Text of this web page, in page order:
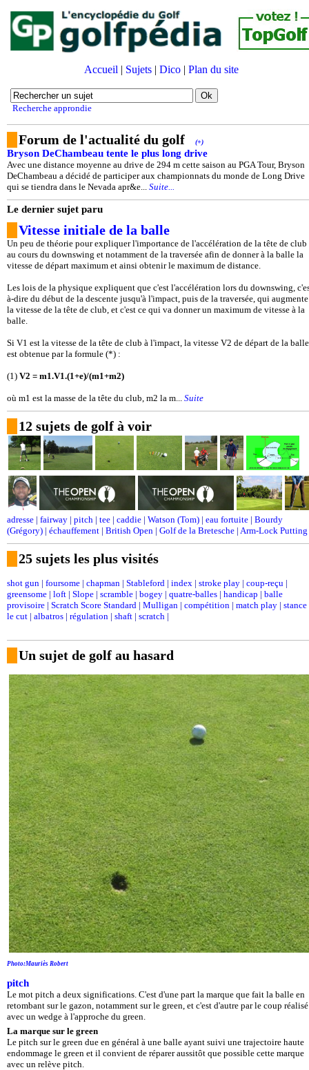
Accueil | Sujets | Dico | Plan du site
Recherche approndie
Forum de l'actualité du golf (+)
Bryson DeChambeau tente le plus long drive
Avec une distance moyenne au drive de 294 m cette saison au PGA Tour, Bryson
DeChambeau a décidé de participer aux championnats du monde de Long Drive
qui se tiendra dans le Nevada apr&e... Suite...
Le dernier sujet paru
Vitesse initiale de la balle
Un peu de théorie pour expliquer l'importance de l'accélération de la tête de club
au cours du downswing et notamment de la traversée afin de donner à la balle la
vitesse de départ maximum et ainsi obtenir le maximum de distance.
Les lois de la physique expliquent que c'est l'accélération lors du downswing,
à-dire du début de la descente jusqu'à l'impact, puis de la traversée, qui augmente
la vitesse de la tête de club, et c'est ce qui va donner un maximum de vitesse à la
balle.
Si V1 est la vitesse de la tête de club à l'impact, la vitesse V2 de départ de la balle
est obtenue par la formule (*) :
(1) V2 = m1.V1.(1+e)/(m1+m2)
où m1 est la masse de la tête du club, m2 la m... Suite
12 sujets de golf à voir
adresse | fairway | pitch | tee | caddie | Watson (Tom) | eau fortuite | Bourdy
(Grégory) | échauffement | British Open | Golf de la Bretesche | Arm-Lock Putting
25 sujets les plus visités
shot gun | foursome | chapman | Stableford | index | stroke play | coup-reçu |
greensome | loft | Slope | scramble | bogey | quatre-balles | handicap | balle
provisoire | Scratch Score Standard | Mulligan | compétition | match play | stance
le cut | albatros | régulation | shaft | scratch |
Un sujet de golf au hasard
Photo:Mauriès Robert
pitch
Le mot pitch a deux significations. C'est d'une part la marque que fait la balle en
retombant sur le gazon, notamment sur le green, et c'est d'autre par le coup réalisé
avec un wedge à l'approche du green.
La marque sur le green
Le pitch sur le green due en général à une balle ayant suivi une trajectoire haute
endommage le green et il convient de réparer aussitôt que possible cette marque
avec un relève pitch.